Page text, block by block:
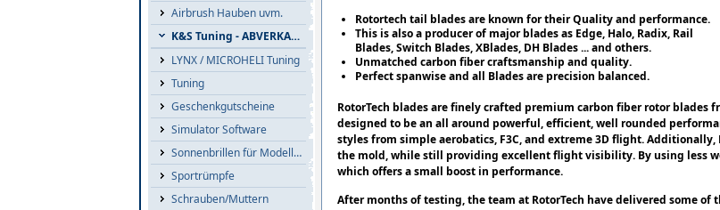
Airbrush Hauben uvm.
K&S Tuning - ABVERKAUF
LYNX / MICROHELI Tuning
Tuning
Geschenkgutscheine
Simulator Software
Sonnenbrillen für Modellflieger
Sportrümpfe
Schrauben/Muttern
Rotortech tail blades are known for their Quality and performance.
This is also a producer of major blades as Edge, Halo, Radix, Rail
Blades, Switch Blades, XBlades, DH Blades ... and others.
Unmatched carbon fiber craftsmanship and quality.
Perfect spanwise and all Blades are precision balanced.
RotorTech blades are finely crafted premium carbon fiber rotor blades
designed to be an all around powerful, efficient, well rounded
styles from simple aerobatics, F3C, and extreme 3D flight.
the mold, while still providing excellent flight visibility. By using less
which offers a small boost in performance.
After months of testing, the team at RotorTech have delivered some of